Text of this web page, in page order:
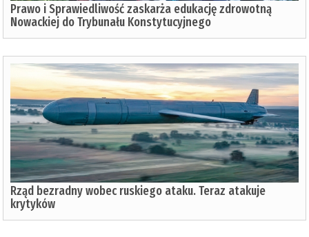
Prawo i Sprawiedliwość zaskarża edukację zdrowotną
Nowackiej do Trybunału Konstytucyjnego
Rząd bezradny wobec ruskiego ataku. Teraz atakuje
krytyków